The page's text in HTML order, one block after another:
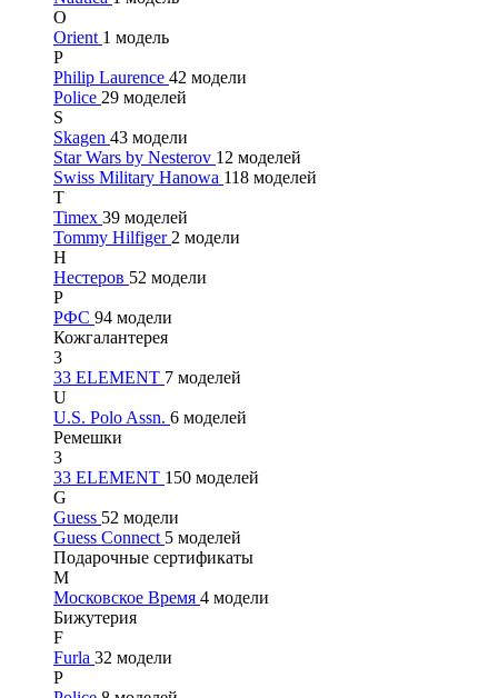
O
Orient 1 модель
P
Philip Laurence 42 модели
Police 29 моделей
S
Skagen 43 модели
Star Wars by Nesterov 12 моделей
Swiss Military Hanowa 118 моделей
T
Timex 39 моделей
Tommy Hilfiger 2 модели
Н
Нестеров 52 модели
Р
РФС 94 модели
Кожгалантерея
3
33 ELEMENT 7 моделей
U
U.S. Polo Assn. 6 моделей
Ремешки
3
33 ELEMENT 150 моделей
G
Guess 52 модели
Guess Connect 5 моделей
Подарочные сертификаты
М
Московское Время 4 модели
Бижутерия
F
Furla 32 модели
P